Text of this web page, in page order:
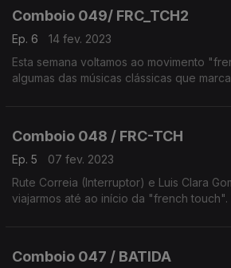
Comboio 049/ FRC_TCH2
Ep. 6
14 fev. 2023
Esta semana voltamos ao movimento
algumas das músicas clássicas que
Comboio 048 / FRC-TCH
Ep. 5
07 fev. 2023
Rute Correia (Interruptor) e Luis Clara
viajarmos até ao início da "french touch".
Comboio 047 / BATIDA